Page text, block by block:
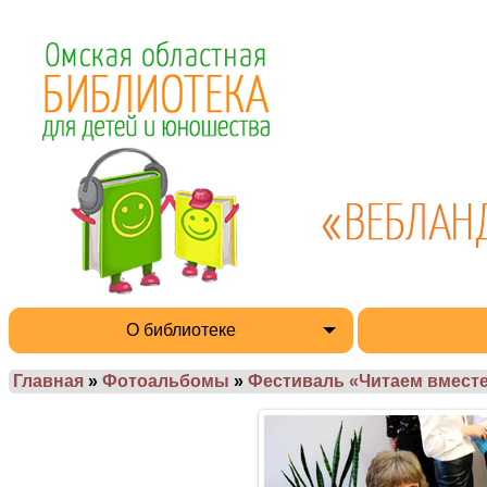
О библиотеке
Главная » Фотоальбомы » Фестиваль «Читаем